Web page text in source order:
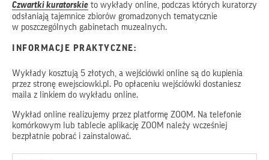
Czwartki kuratorskie to wykłady online, podczas których kuratorzy
odsłaniają tajemnice zbiorów gromadzonych tematycznie
w poszczególnych gabinetach muzealnych.
INFORMACJE PRAKTYCZNE:
Wykłady kosztują 5 złotych, a wejściówki online są do kupienia
przez stronę ewejsciowki.pl. Po opłaceniu wejściówki dostaniesz
maila z linkiem do wykładu online.
Wykład online realizujemy przez platformę ZOOM. Na telefonie
komórkowym lub tablecie aplikację ZOOM należy wcześniej
bezpłatnie pobrać i zainstalować.